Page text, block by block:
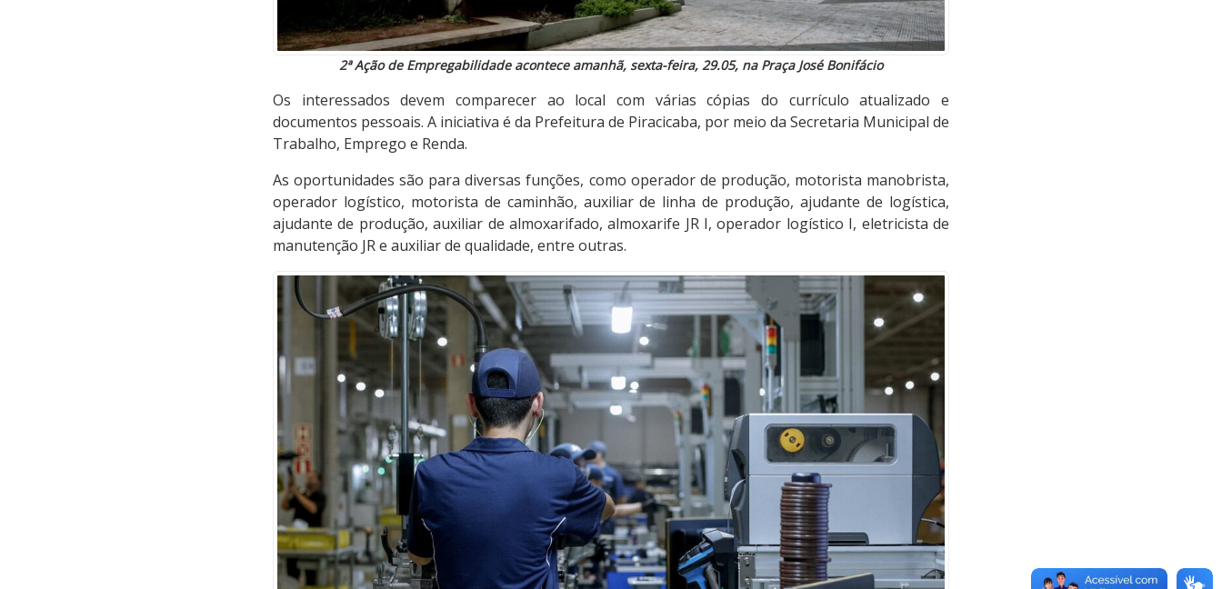
2ª Ação de Empregabilidade acontece amanhã, sexta-feira, 29.05, na Praça José Bonifácio
Os interessados devem comparecer ao local com várias cópias do currículo atualizado e
documentos pessoais. A iniciativa é da Prefeitura de Piracicaba, por meio da Secretaria Municipal de
Trabalho, Emprego e Renda.
As oportunidades são para diversas funções, como operador de produção, motorista manobrista,
operador logístico, motorista de caminhão, auxiliar de linha de produção, ajudante de logística,
ajudante de produção, auxiliar de almoxarifado, almoxarife JR I, operador logístico I, eletricista de
manutenção JR e auxiliar de qualidade, entre outras.